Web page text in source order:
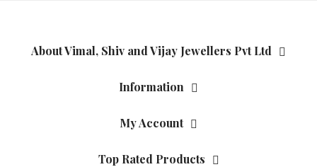
About Vimal, Shiv and Vijay Jewellers Pvt Ltd
Information
My Account
Top Rated Products